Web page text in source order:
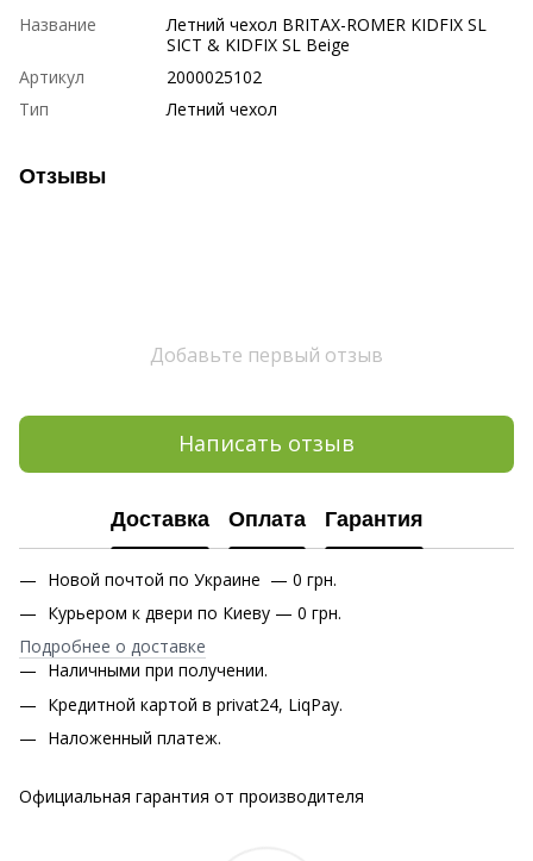
Название
Летний чехол BRITAX-ROMER KIDFIX SL
SICT & KIDFIX SL Beige
Артикул
2000025102
Тип
Летний чехол
Отзывы
Добавьте первый отзыв
Написать отзыв
Доставка Оплата Гарантия
Новой почтой по Украине — 0 грн.
Курьером к двери по Киеву — 0 грн.
Подробнее о доставке
Наличными при получении.
Кредитной картой в privat24, LiqPay.
Наложенный платеж.
Официальная гарантия от производителя